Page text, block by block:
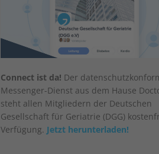
Connect ist da! Der
Messenger-Dienst aus dem Hause
steht allen Mitgliedern der Deutschen
Gesellschaft für Geriatrie (DGG)
Verfügung. Jetzt herunterladen!